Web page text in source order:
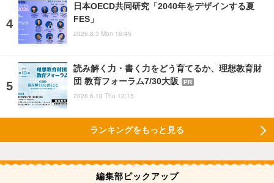
日本OECD共同研究「2040年をデザインする夏
FES」
2026.8.3 Mon 16:45
読み解く力・書く力をどう育てるか、理想教育財
団 教育フォーラム7/30大阪
PR
2026.6.18 Thu 12:15
ランキングをもっと見る
編集部ピックアップ